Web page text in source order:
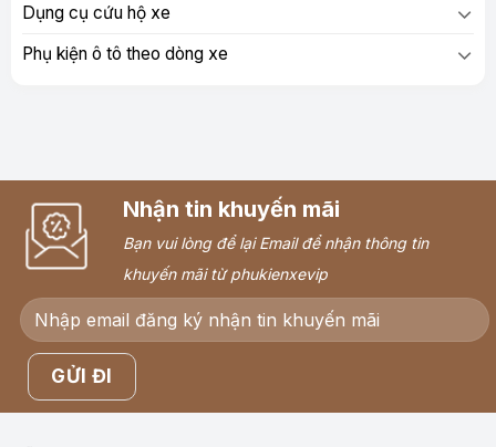
Dụng cụ cứu hộ xe
Phụ kiện ô tô theo dòng xe
Nhận tin khuyến mãi
Bạn vui lòng để lại Email để nhận thông tin
khuyến mãi từ phukienxevip